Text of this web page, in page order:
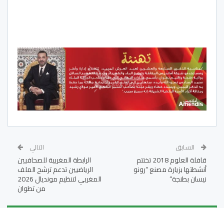
السابق
قافلة العلوم 2018 تختتم
أنشطتها بزيارة مصنع “رونو
نيسان بطنجة”
التالي
الرابطة المغربية للصحافيين
الرياضيين تدعم ترشح الملف
المغربي لتنظيم مونديال 2026
من تطوان